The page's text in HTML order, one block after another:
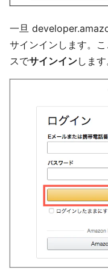
一旦
サインインします。
スでサインインします